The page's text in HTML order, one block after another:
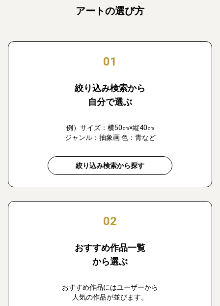
アートの選び方
01
絞り込み検索から
自分で選ぶ
例）サイズ：横50㎝×縦40㎝
ジャンル：抽象画 色：青など
絞り込み検索から探す
02
おすすめ作品一覧
から選ぶ
おすすめ作品にはユーザーから
人気の作品が並びます。